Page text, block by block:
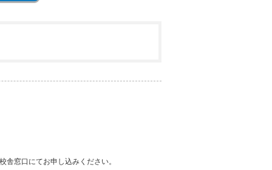
窓口にてお申し込みください。